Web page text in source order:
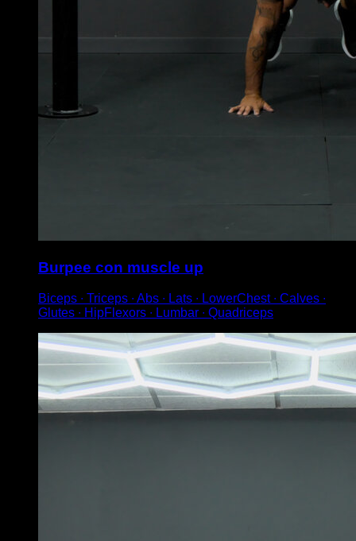
Burpee con muscle up
Biceps ∙ Triceps ∙ Abs ∙ Lats ∙ LowerChest ∙ Calves ∙
Glutes ∙ HipFlexors ∙ Lumbar ∙ Quadriceps